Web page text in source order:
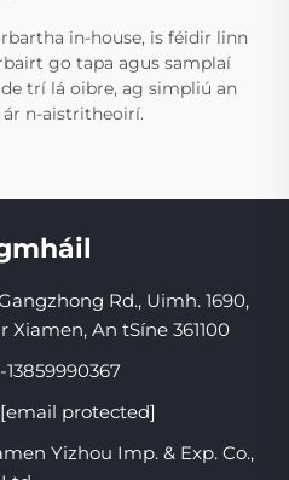
in-house, is féidir linn
go tapa agus samplaí
trí lá oibre, ag simpliú an
n-aistritheoirí.
Rd., Uimh. 1690,
An tSíne 361100
13859990367
[email protected]
Yizhou Imp. & Exp. Co.,